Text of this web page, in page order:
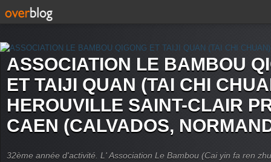
ASSOCIATION LE BAMBOU
ET TAIJI QUAN (TAI CHI
HEROUVILLE SAINT-CLAIR
CAEN (CALVADOS,
32ème année d'activité. L' Association Le Bambou (Cai yin fa ren